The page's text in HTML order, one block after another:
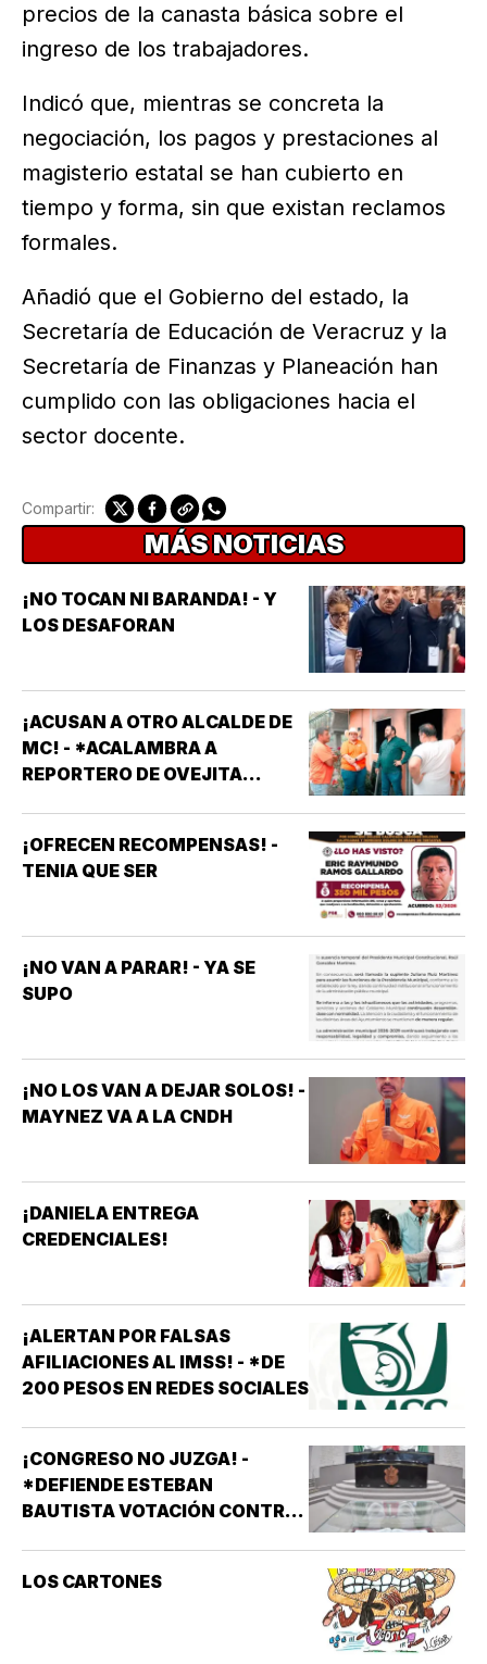
precios de la canasta básica sobre el
ingreso de los trabajadores.
Indicó que, mientras se concreta la
negociación, los pagos y prestaciones al
magisterio estatal se han cubierto en
tiempo y forma, sin que existan reclamos
formales.
Añadió que el Gobierno del estado, la
Secretaría de Educación de Veracruz y la
Secretaría de Finanzas y Planeación han
cumplido con las obligaciones hacia el
sector docente.
Compartir:
MÁS NOTICIAS
¡NO TOCAN NI BARANDA! - Y
LOS DESAFORAN
¡ACUSAN A OTRO ALCALDE DE
MC! - *ACALAMBRA A
REPORTERO DE OVEJITA
¡OFRECEN RECOMPENSAS! -
TENIA QUE SER
¡NO VAN A PARAR! - YA SE
SUPO
¡NO LOS VAN A DEJAR SOLOS! -
MAYNEZ VA A LA CNDH
¡DANIELA ENTREGA
CREDENCIALES!
¡ALERTAN POR FALSAS
AFILIACIONES AL IMSS! - *DE
200 PESOS EN REDES SOCIALES
¡CONGRESO NO JUZGA! -
*DEFIENDE ESTEBAN
BAUTISTA VOTACIÓN CONTRA
LOS CARTONES